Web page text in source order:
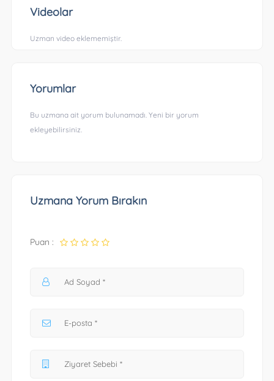
Videolar
Uzman video eklememiştir.
Yorumlar
Bu uzmana ait yorum bulunamadı. Yeni bir yorum
ekleyebilirsiniz.
Uzmana Yorum Bırakın
Puan :